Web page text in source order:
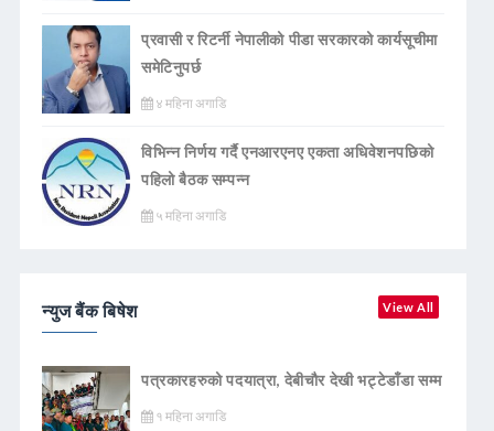
प्रवासी र रिटर्नी नेपालीको पीडा सरकारको कार्यसूचीमा
समेटिनुपर्छ
४ महिना अगाडि
विभिन्न निर्णय गर्दै एनआरएनए एकता अधिवेशनपछिको
पहिलो बैठक सम्पन्न
५ महिना अगाडि
न्युज बैंक बिषेश View All
पत्रकारहरुको पदयात्रा, देबीचौर देखी भट्टेडाँडा सम्म
१ महिना अगाडि